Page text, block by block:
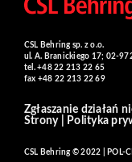
CSL Behring sp. z o.o.
ul. A. Branickiego 17; 02-
tel. +48 22 213 22 65
fax +48 22 213 22 69
Zgłaszanie działań
Strony| Polityka
CSL Behring © 2022 | POL-